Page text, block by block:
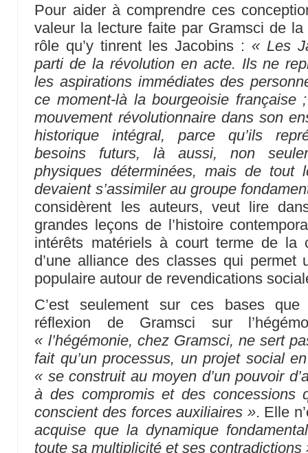
Pour aider à comprendre ces
valeur la lecture faite par Gramsci de
rôle qu’y tinrent les Jacobins : « Les
parti de la révolution en acte. Ils ne
les aspirations immédiates des
ce moment-là la bourgeoisie française
mouvement révolutionnaire dans son
historique intégral, parce qu’ils
besoins futurs, là aussi, non
physiques déterminées, mais de tout
devaient s’assimiler au groupe
considèrent les auteurs, veut lire
grandes leçons de l’histoire
intérêts matériels à court terme de la
d’une alliance des classes qui permet
populaire autour de revendications
C’est seulement sur ces bases que
réflexion de Gramsci sur
« l’hégémonie, chez Gramsci, ne sert
fait qu’un processus, un projet social
« se construit au moyen d’un pouvoir
à des compromis et des concessions
conscient des forces auxiliaires ». Elle
acquise que la dynamique
toute sa multiplicité et ses contradictions